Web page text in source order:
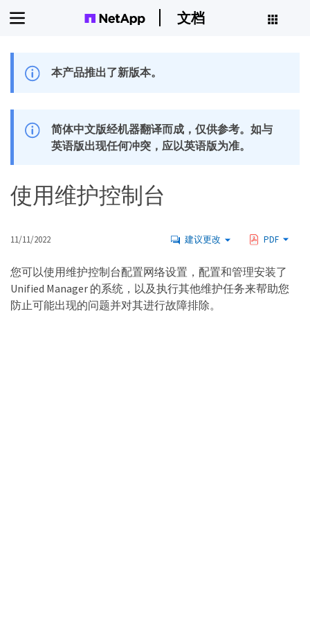
文档
本产品推出了新版本。
简体中文版经机器翻译而成，仅供参考。如与
英语版出现任何冲突，应以英语版为准。
使用维护控制台
11/11/2022 建议更改 PDF
您可以使用维护控制台配置网络设置，配置和管理安装了
Unified Manager 的系统，以及执行其他维护任务来帮助您
防止可能出现的问题并对其进行故障排除。